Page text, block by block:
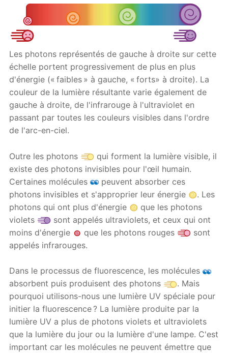
Les photons représentés de gauche à droite sur cette
échelle portent progressivement de plus en plus
d'énergie (« faibles » à gauche, « forts» à droite). La
couleur de la lumière résultante varie également de
gauche à droite, de l'infrarouge à l'ultraviolet en
passant par toutes les couleurs visibles dans l'ordre
de l'arc-en-ciel.
Outre les photons
qui forment la lumière visible, il
existe des photons invisibles pour l'œil humain.
Certaines molécules
peuvent absorber ces
photons invisibles et s'approprier leur énergie
. Les
photons qui ont plus d'énergie
que les photons
violets
sont appelés ultraviolets, et ceux qui ont
moins d'énergie
que les photons rouges
sont
appelés infrarouges.
Dans le processus de fluorescence, les molécules
absorbent puis produisent des photons
. Mais
pourquoi utilisons-nous une lumière UV spéciale pour
initier la fluorescence ? La lumière produite par la
lumière UV a plus de photons violets et ultraviolets
que la lumière du jour ou la lumière d'une lampe. C'est
important car les molécules ne peuvent émettre que